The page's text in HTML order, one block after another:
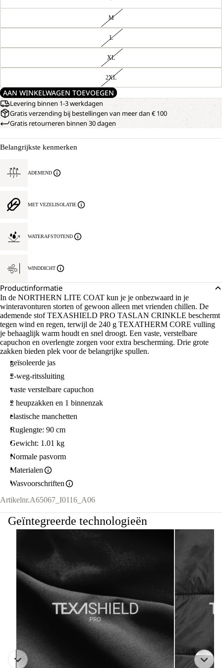
M
L
XL
2XL
AAN WINKELWAGEN TOEVOEGEN
Levering binnen 1-3 werkdagen
Gratis verzending bij bestellingen van meer dan € 100
Gratis retourneren binnen 30 dagen
Belangrijkste kenmerken
ADEMEND
MET VEZELISOLATIE
WATERAFSTOTEND
WINDDICHT
Productinformatie
In de NORTHERN LITE COAT kun je je onbezwaard in je
winteravonturen storten of gewoon alleen met vrienden chillen. De
ademende stof TEXASHIELD PRO TASLAN CRINKLE beschermt
tegen wind en regen, terwijl de 240 g TEXATHERM CORE vulling
je behaaglijk warm houdt en snel droogt. Een vaste, verstelbare
capuchon en overlengte zorgen voor extra bescherming. Drie grote
zakken bieden plek voor de belangrijke spullen.
geïsoleerde jas
2-weg-ritssluiting
vaste verstelbare capuchon
2 heupzakken en 1 binnenzak
elastische manchetten
Ruglengte: 90 cm
Gewicht: 1.01 kg
Normale pasvorm
Materialen
Wasvoorschriften
Artikelnr.A65067_I0116_A06
Geïntegreerde technologieën